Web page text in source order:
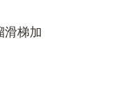
滑梯加